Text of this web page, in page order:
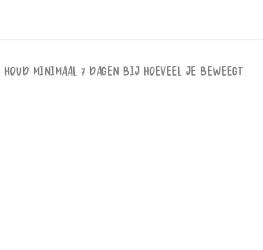
minimaal 7 dagen bij hoeveel je beweegt